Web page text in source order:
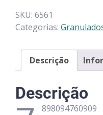
SKU: 6561
Categorias:
Descrição
Descrição
898094760909